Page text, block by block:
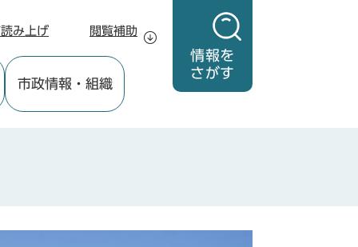
情報を
さがす
み上げ 閲覧補助
市政情報 ・組織